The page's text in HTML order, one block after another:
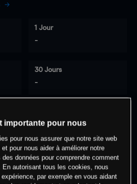
1 Jour
-
30 Jours
-
ont une position à
à trader
importante pour nous
pour nous assurer que notre site web
pour nous aider à améliorer notre
données pour comprendre comment
autorisant tous les cookies, nous
par exemple en vous aidant